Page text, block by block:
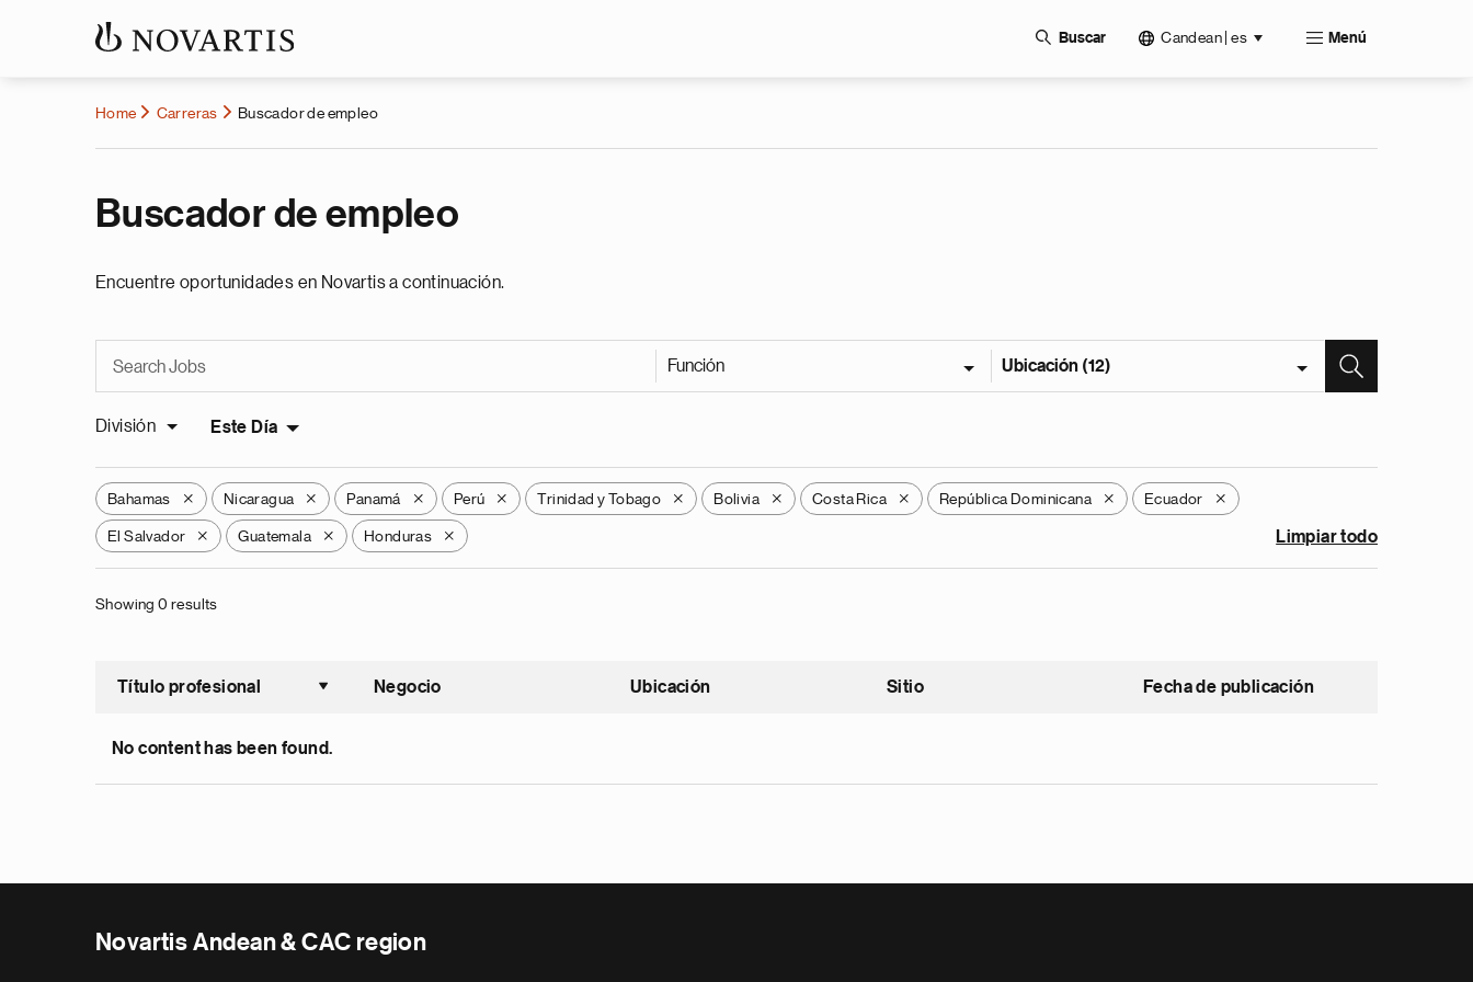
Buscar Candean | es Menú
Home Carreras Buscador de empleo
Buscador de empleo
Encuentre oportunidades en Novartis a continuación.
Función Ubicación (12)
División Este Día
Bahamas X Nicaragua X Panamá X Perú X Trinidad y Tobago X Bolivia X Costa Rica X República Dominicana X Ecuador X
El Salvador X Guatemala X Honduras X Limpiar todo
Showing 0 results
Título profesional
Ordenar ascendente
Negocio Ubicación Sitio Fecha de publicación
No content has been found.
Novartis Andean & CAC region